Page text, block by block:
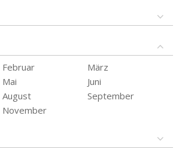
Februar
März
Mai
Juni
August
September
November